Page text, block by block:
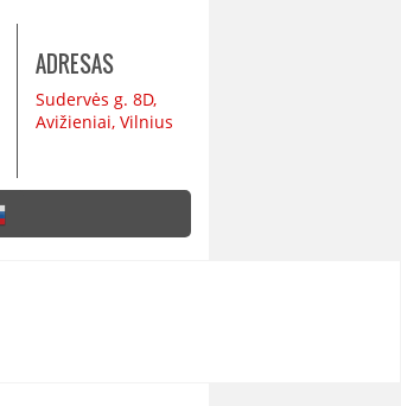
ADRESAS
Sudervės g. 8D,
Avižieniai, Vilnius